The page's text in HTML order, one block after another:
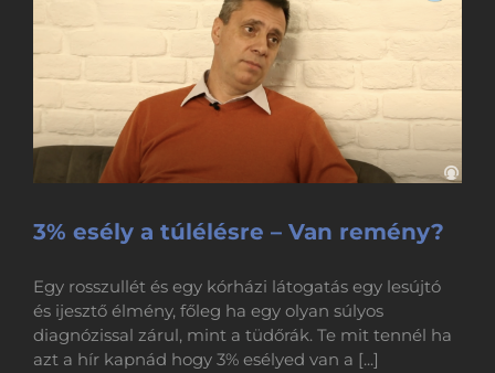
3% esély a túlélésre – Van remény?
Egy rosszullét és egy kórházi látogatás egy lesújtó
és ijesztő élmény, főleg ha egy olyan súlyos
diagnózissal zárul, mint a tüdőrák. Te mit tennél ha
azt a hír kapnád hogy 3% esélyed van a [...]